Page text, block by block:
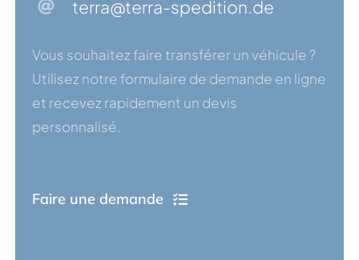
terra@terra-spedition.de
Vous souhaitez faire transférer un véhicule ?
Utilisez notre formulaire de demande en ligne
et recevez rapidement un devis
personnalisé.
Faire une demande